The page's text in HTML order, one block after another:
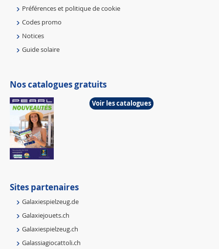
Préférences et politique de cookie
Codes promo
Notices
Guide solaire
Nos catalogues gratuits
Voir les catalogues
Sites partenaires
Galaxiespielzeug.de
Galaxiejouets.ch
Galaxiespielzeug.ch
Galassiagiocattoli.ch